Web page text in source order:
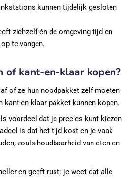
kunnen tijdelijk gesloten
zichzelf én de omgeving tijd en
te vangen.
of kant-en-klaar kopen?
of ze hun noodpakket zelf moeten
kant-en-klaar pakket kunnen kopen.
voordeel dat je precies kunt kiezen
is dat het tijd kost en je vaak
zoals houdbaarheid van eten en
en geeft rust: je weet dat alle